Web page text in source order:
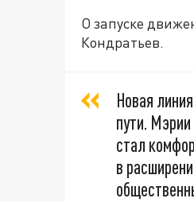
О запуске
Кондратьев.
Новая
пути.
стал
в